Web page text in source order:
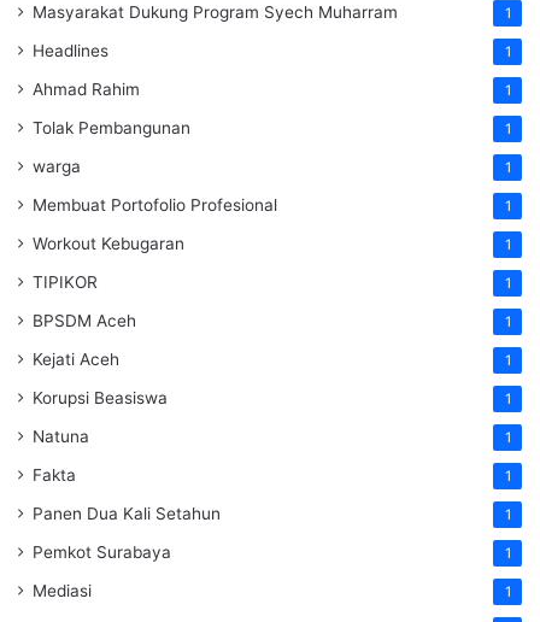
Masyarakat Dukung Program Syech Muharram 1
Headlines 1
Ahmad Rahim 1
Tolak Pembangunan 1
warga 1
Membuat Portofolio Profesional 1
Workout Kebugaran 1
TIPIKOR 1
BPSDM Aceh 1
Kejati Aceh 1
Korupsi Beasiswa 1
Natuna 1
Fakta 1
Panen Dua Kali Setahun 1
Pemkot Surabaya 1
Mediasi 1